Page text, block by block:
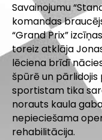
Savainojumu
komandas
“Grand Prix”
toreiz atklāja
lēciena brīdī
špūrē un
sportistam tika
norauts kaula
nepieciešama
rehabilitācija.